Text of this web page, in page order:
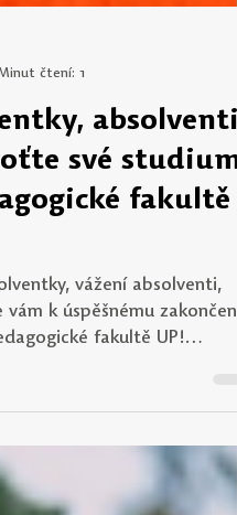
Minut čtení: 1
absolventi!
své studium
vážení absolventi,
a podělíte se o svou
krátkého
zpětná vazba je pro nás